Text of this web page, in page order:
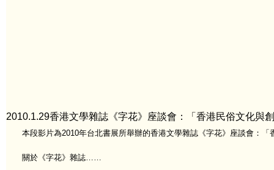
2010.1.29香港文學雜誌《字花》座談會：「香港民俗文化與
本段影片為2010年台北書展所舉辦的香港文學雜誌《字花》座談會：「
關於《字花》雜誌……